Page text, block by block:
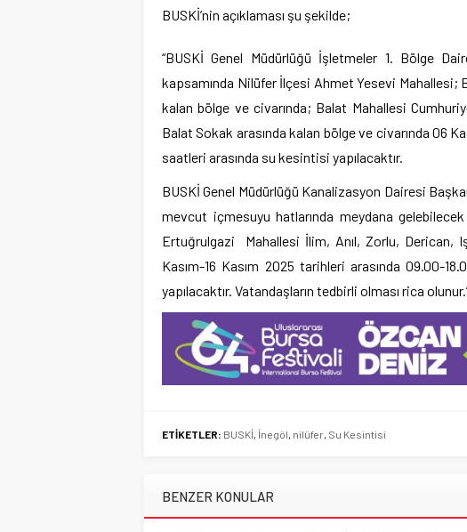
BUSKİ’nin açıklaması şu şekilde;
“BUSKİ Genel Müdürlüğü İşletmeler 1. Bölge
kapsamında Nilüfer İlçesi Ahmet Yesevi Mahallesi;
kalan bölge ve civarında; Balat Mahallesi
Balat Sokak arasında kalan bölge ve civarında 06
saatleri arasında su kesintisi yapılacaktır.
BUSKİ Genel Müdürlüğü Kanalizasyon Dairesi
mevcut içmesuyu hatlarında meydana
Ertuğrulgazi Mahallesi İlim, Anıl, Zorlu, Derican,
Kasım-16 Kasım 2025 tarihleri arasında 09.00-
yapılacaktır. Vatandaşların tedbirli olması rica
ETİKETLER: BUSKİ, İnegöl, nilüfer, Su Kesintisi
BENZER KONULAR